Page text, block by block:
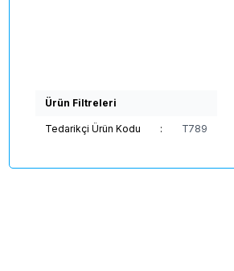
Ürün Filtreleri
Tedarikçi Ürün Kodu : T789